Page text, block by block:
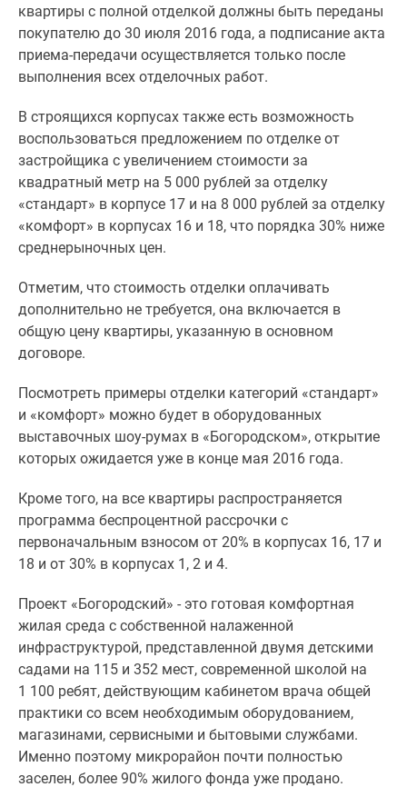
Видеообзор
новостроек
Экспертиза
Экология
Москвы
Подмосковья
Студии
комнатные
комнатные
комнатные
Квартиры
карте
Ипотечный
калькулятор
Семейная
Военная
ипотека
Банки
Медиа
Новости
недвижимости
Мнение
эксперта
Аналитика
рынка
Покупателю
Экспертиза
квартиры с полной отделкой должны быть переданы
покупателю до 30 июля 2016 года, а подписание акта
приема-передачи осуществляется только после
выполнения всех отделочных работ.
В строящихся корпусах также есть возможность
воспользоваться предложением по отделке от
застройщика с увеличением стоимости за
квадратный метр на 5 000 рублей за отделку
«стандарт» в корпусе 17 и на 8 000 рублей за отделку
«комфорт» в корпусах 16 и 18, что порядка 30% ниже
среднерыночных цен.
Отметим, что стоимость отделки оплачивать
дополнительно не требуется, она включается в
общую цену квартиры, указанную в основном
договоре.
Посмотреть примеры отделки категорий «стандарт»
и «комфорт» можно будет в оборудованных
выставочных шоу-румах в «Богородском», открытие
которых ожидается уже в конце мая 2016 года.
Кроме того, на все квартиры распространяется
программа беспроцентной рассрочки с
первоначальным взносом от 20% в корпусах 16, 17 и
18 и от 30% в корпусах 1, 2 и 4.
Проект «Богородский» - это готовая комфортная
жилая среда с собственной налаженной
инфраструктурой, представленной двумя детскими
садами на 115 и 352 мест, современной школой на
1 100 ребят, действующим кабинетом врача общей
практики со всем необходимым оборудованием,
магазинами, сервисными и бытовыми службами.
Именно поэтому микрорайон почти полностью
заселен, более 90% жилого фонда уже продано.